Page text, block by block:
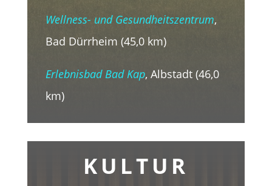
Wellness- und Gesundheitszentrum,
Bad Dürrheim (45,0 km)
Erlebnisbad Bad Kap, Albstadt (46,0
km)
KULTUR